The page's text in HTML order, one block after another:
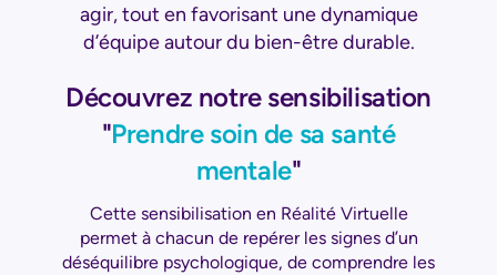
agir, tout en favorisant une dynamique
d’équipe autour du bien-être durable.
Découvrez notre sensibilisation
"Prendre soin de sa santé
mentale"
Cette sensibilisation en Réalité Virtuelle
permet à chacun de repérer les signes d’un
déséquilibre psychologique, de comprendre les